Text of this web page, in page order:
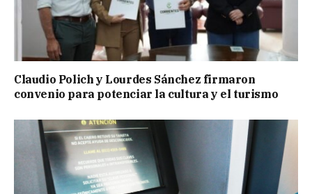
Claudio Polich y Lourdes Sánchez firmaron
convenio para potenciar la cultura y el turismo